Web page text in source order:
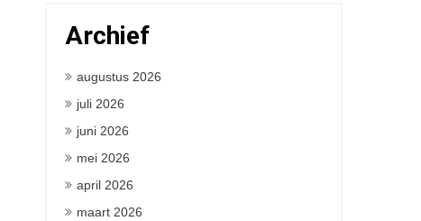
Archief
augustus 2026
juli 2026
juni 2026
mei 2026
april 2026
maart 2026